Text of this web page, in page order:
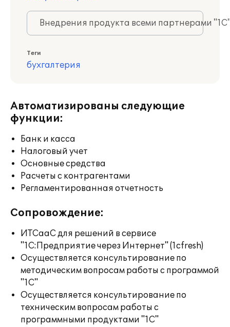
Внедрения продукта всеми партнерами
Теги
бухгалтерия
Автоматизированы следующие
функции:
Банк и касса
Налоговый учет
Основные средства
Расчеты с контрагентами
Регламентированная отчетность
Сопровождение:
ИТСааС для решений в сервисе
"1С:Предприятие через Интернет" (1cfresh)
Осуществляется консультирование по
методическим вопросам работы с программой
"1С"
Осуществляется консультирование по
техническим вопросам работы с
программными продуктами "1С"